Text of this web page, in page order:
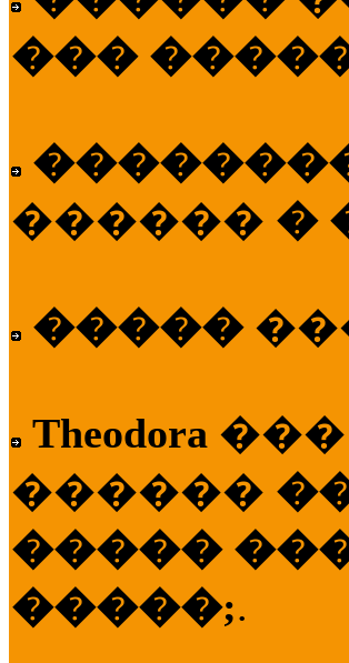
���
������ �
�����
Theodora
������
�����
�����;.